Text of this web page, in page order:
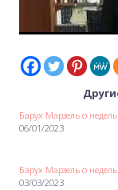
Барух Марзель о
06/01/2023
Барух Марзель о
03/03/2023